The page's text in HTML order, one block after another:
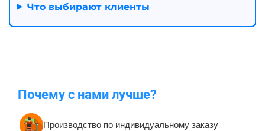
Что выбирают клиенты
Почему с нами лучше?
Производство по индивидуальному заказу